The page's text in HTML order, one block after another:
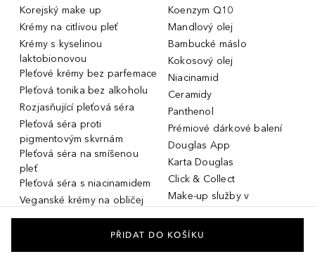
Korejský make up
Krémy na citlivou pleť
Krémy s kyselinou
laktobionovou
Pleťové krémy bez parfemace
Pleťová tonika bez alkoholu
Rozjasňující pleťová séra
Pleťová séra proti
pigmentovým skvrnám
Pleťová séra na smíšenou
pleť
Pleťová séra s niacinamidem
Veganské krémy na obličej
Miniatury parfémů, cestovní
Koenzym Q10
Mandlový olej
Bambucké máslo
Kokosový olej
Niacinamid
Ceramidy
Panthenol
Prémiové dárkové balení
Douglas App
Karta Douglas
Click & Collect
Make-up služby v
parfumeriích Douglas
PŘIDAT DO KOŠÍKU